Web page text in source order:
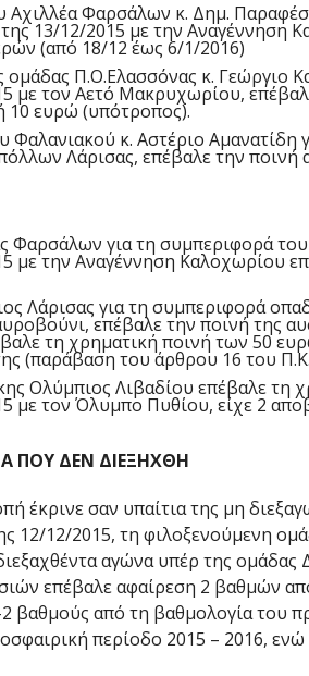
Αχιλλέα Φαρσάλων κ. Δημ.
13/12/2015 με την Αναγέννηση
(από 18/12 έως 6/1/2016)
Π.Ο.Ελασσόνας κ. Γεώργιο
με τον Αετό Μακρυχωρίου,
10 ευρώ (υπότροπος).
κ. Αστέριο Αμανατίδη
Λάρισας, επέβαλε την ποινή
Φαρσάλων για τη συμπεριφορά
με την Αναγέννηση Καλοχωρίου
Λάρισας για τη συμπεριφορά
επέβαλε την ποινή της
τη χρηματική ποινή των 50
(παράβαση του άρθρου 16 του
Ολύμπιος Λιβαδίου επέβαλε τη
με τον Όλυμπο Πυθίου, είχε 2
ΠΟΥ ΔΕΝ ΔΙΕΞΗΧΘΗ
έκρινε σαν υπαίτια της μη
12/12/2015, τη φιλοξενούμενη
αγώνα υπέρ της ομάδας
επέβαλε αφαίρεση 2 βαθμών
βαθμούς από τη βαθμολογία του
περίοδο 2015 – 2016,